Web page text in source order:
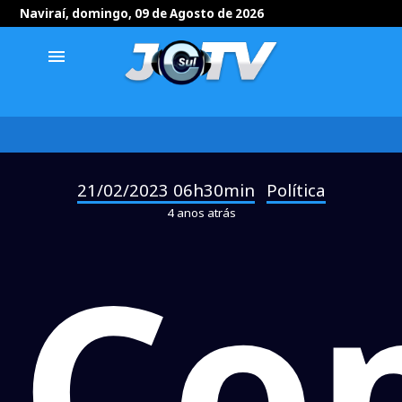
Naviraí, domingo, 09 de Agosto de 2026
menu
21/02/2023 06h30min Política
4 anos atrás